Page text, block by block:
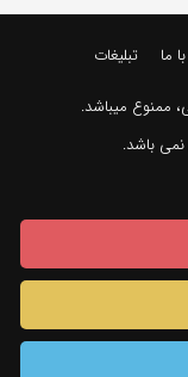
ما تبلیغات
ممنوع میباشد.
باشد.